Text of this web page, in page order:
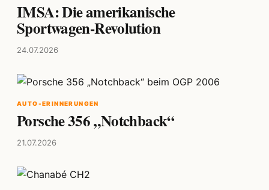
IMSA: Die amerikanische
Sportwagen-Revolution
24.07.2026
AUTO-ERINNERUNGEN
Porsche 356 „Notchback“
21.07.2026